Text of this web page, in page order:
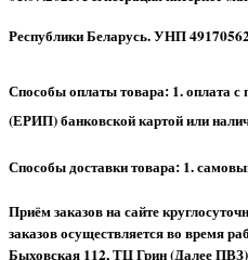
Республики Беларусь. УНП
Способы оплаты товара: 1. оплата
(ЕРИП) банковской картой или
Способы доставки товара: 1.
Приём заказов на сайте
заказов осуществляется во время
Быховская 112, ТЦ Грин (Далее